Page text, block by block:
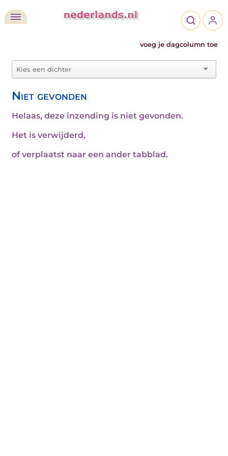
voeg je dagcolumn toe
Niet gevonden
Helaas, deze inzending is niet gevonden.
Het is verwijderd,
of verplaatst naar een ander tabblad.